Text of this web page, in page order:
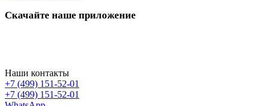
Скачайте наше приложение
Наши контакты
+7 (499) 151-52-01
+7 (499) 151-52-01